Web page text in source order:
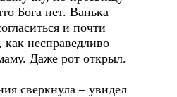
Бога нет. Ванька
и почти
как несправедливо
Даже рот открыл.
сверкнула – увидел